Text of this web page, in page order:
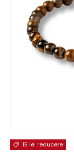
15 lei reducere